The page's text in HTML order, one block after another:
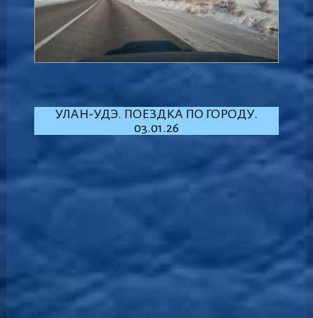
УЛАН-УДЭ. ПОЕЗДКА ПО ГОРОДУ.
03.01.26